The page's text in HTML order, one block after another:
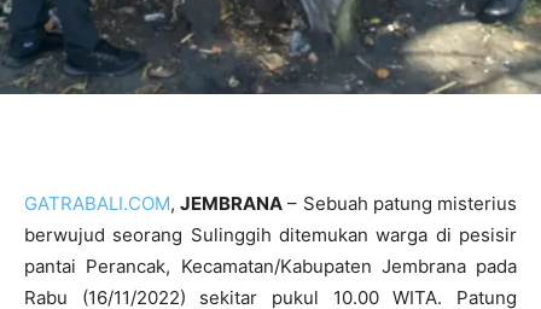
GATRABALI.COM,JEMBRANA – Sebuah patung misterius
berwujud seorang Sulinggih ditemukan warga di pesisir
pantai Perancak, Kecamatan/Kabupaten Jembrana pada
Rabu (16/11/2022) sekitar pukul 10.00 WITA. Patung